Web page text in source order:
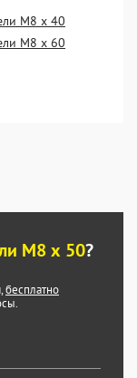
М8 х 40
М8 х 60
М8 х 50?
бесплатно